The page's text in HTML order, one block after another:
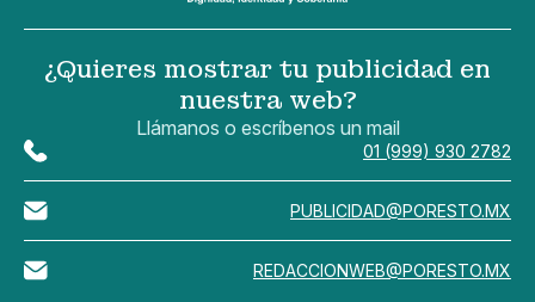
¿Quieres mostrar tu publicidad en
nuestra web?
Llámanos o escríbenos un mail
01 (999) 930 2782
PUBLICIDAD@PORESTO.MX
REDACCIONWEB@PORESTO.MX